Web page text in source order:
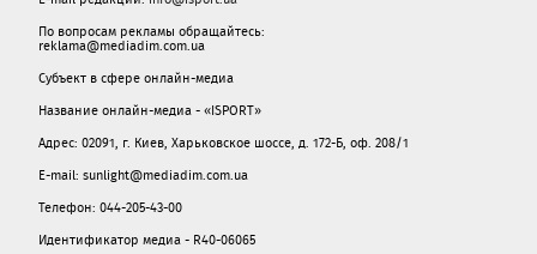
По вопросам рекламы обращайтесь:
reklama@mediadim.com.ua
Субъект в сфере онлайн-медиа
Название онлайн-медиа - «ISPORT»
Адрес: 02091, г. Киев, Харьковское шоссе, д. 172-Б, оф. 208/1
E-mail: sunlight@mediadim.com.ua
Телефон: 044-205-43-00
Идентификатор медиа - R40-06065